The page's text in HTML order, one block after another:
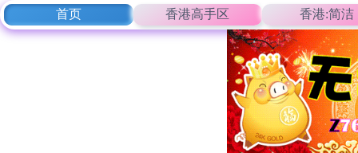
首页 香港高手区 香港:简洁